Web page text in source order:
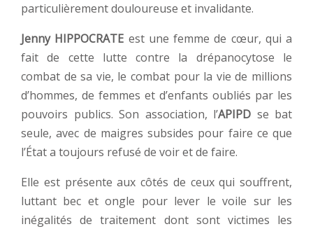
particulièrement douloureuse et invalidante.
Jenny HIPPOCRATE est une femme de cœur, qui a
fait de cette lutte contre la drépanocytose le
combat de sa vie, le combat pour la vie de millions
d’hommes, de femmes et d’enfants oubliés par les
pouvoirs publics. Son association, l’APIPD se bat
seule, avec de maigres subsides pour faire ce que
l’État a toujours refusé de voir et de faire.
Elle est présente aux côtés de ceux qui souffrent,
luttant bec et ongle pour lever le voile sur les
inégalités de traitement dont sont victimes les